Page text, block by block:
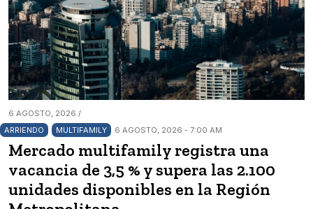
6 AGOSTO, 2026 /
ARRIENDO
MULTIFAMILY 6 AGOSTO, 2026 - 7:00 AM
Mercado multifamily registra una
vacancia de 3,5 % y supera las 2.100
unidades disponibles en la Región